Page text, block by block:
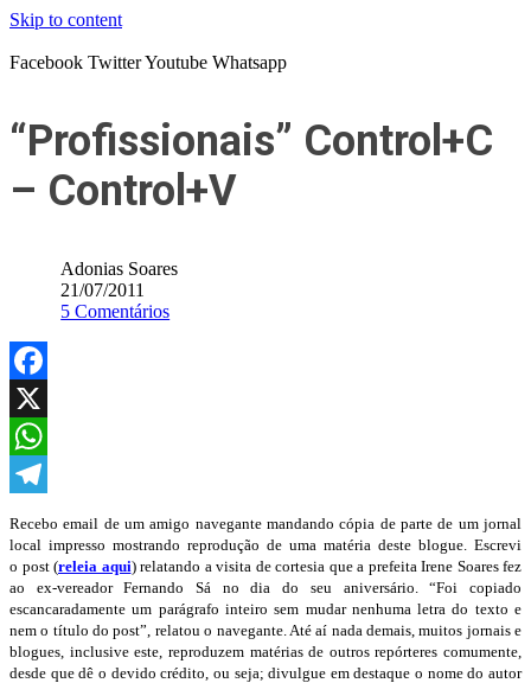
Skip to content
Facebook TwitterYoutube Whatsapp
“Profissionais” Control+C
– Control+V
Adonias Soares
21/07/2011
5 Comentários
Facebook
X
WhatsApp
Recebo email de um amigo navegante mandando cópia de parte de um jornal
local impresso mostrando reprodução de uma matéria deste blogue. Escrevi
o post (releia aqui) relatando a visita de cortesia que a prefeita Irene Soares fez
ao ex-vereador Fernando Sá no dia do seu aniversário. “Foi copiado
escancaradamente um parágrafo inteiro sem mudar nenhuma letra do texto e
nem o título do post”, relatou o navegante. Até aí nada demais, muitos jornais e
blogues, inclusive este, reproduzem matérias de outros repórteres comumente,
desde que dê o devido crédito, ou seja; divulgue em destaque o nome do autor